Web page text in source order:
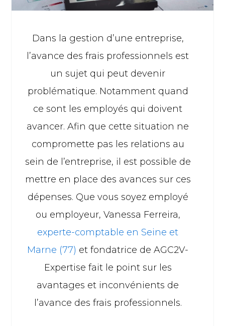
Dans la gestion d’une entreprise,
l’avance des frais professionnels est
un sujet qui peut devenir
problématique. Notamment quand
ce sont les employés qui doivent
avancer. Afin que cette situation ne
compromette pas les relations au
sein de l’entreprise, il est possible de
mettre en place des avances sur ces
dépenses. Que vous soyez employé
ou employeur, Vanessa Ferreira,
experte-comptable en Seine et
Marne (77) et fondatrice de AGC2V-
Expertise fait le point sur les
avantages et inconvénients de
l’avance des frais professionnels.